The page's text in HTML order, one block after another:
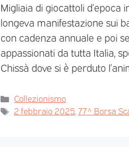
Migliaia di giocattoli d’epoca
longeva manifestazione sui
con cadenza annuale e poi
appassionati da tutta Italia,
Chissà dove si è perduto
Collezionismo
2 febbraio 2025,77^ Borsa